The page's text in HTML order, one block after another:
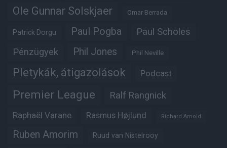
Ole Gunnar Solskjaer Omar Berrada
Patrick Dorgu Paul Pogba Paul Scholes
Pénzügyek Phil Jones Phil Neville
Pletykák, átigazolások Podcast
Premier League Ralf Rangnick
Raphaël Varane Rasmus Højlund Richard Arnold
Ruben Amorim Ruud van Nistelrooy